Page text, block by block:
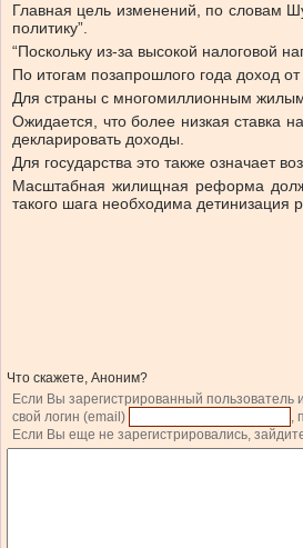
Главная цель изменений, по словам
политику”.
“Поскольку из-за высокой налоговой
По итогам позапрошлого года доход
Для страны с многомиллионным жилым
Ожидается, что более низкая ставка
декларировать доходы.
Для государства это также означает
Масштабная жилищная реформа
такого шага необходима детинизация
Что скажете, Аноним?
Если Вы зарегистрированный пользователь
свой логин (email)
,
Если Вы еще не зарегистрировались,